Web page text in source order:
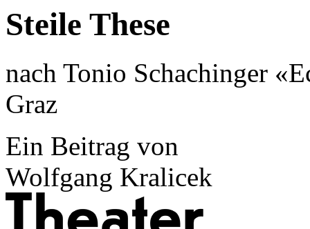
Steile These
nach Tonio Schachinger
Graz
Ein Beitrag von
Wolfgang Kralicek